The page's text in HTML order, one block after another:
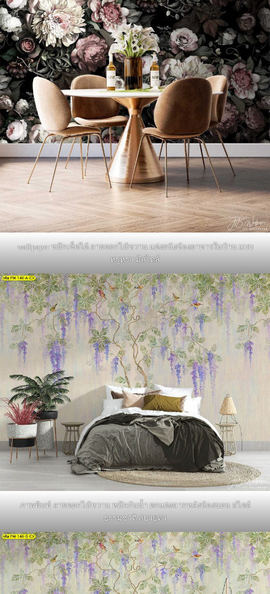
wallpaper หมึกเช็ดได้ ลายดอกไม้หวาน แต่งผนังห้องอาหารในบ้าน แบบ
หรูหรา มีสไตล์
ภาพพิมพ์ ลายดอกไม้หวาน หมึกกันน้ำ ตกแต่งฉากหลังห้องนอน สไตล์
ธรรมชาติ สบายตา